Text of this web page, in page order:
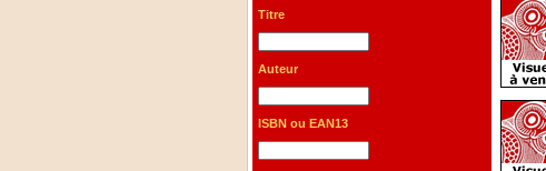
Titre
Auteur
ISBN ou EAN13